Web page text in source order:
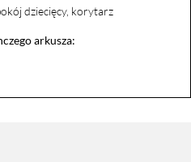
dziecięcy, korytarz
arkusza: